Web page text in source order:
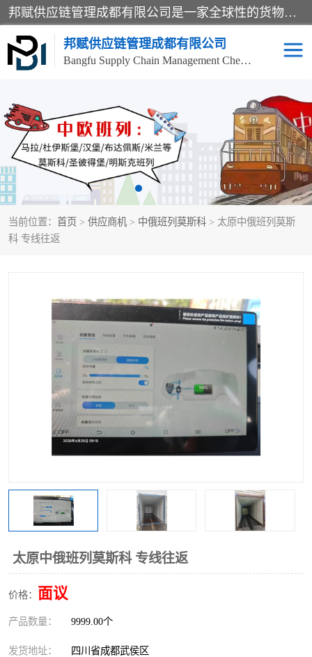
邦赋供应链管理成都有限公司是一家全球性的货物运输代理公司，主要从事：波兰中欧班列、德国中欧班列、出口莫斯科班列、中欧班列进口、蓉欧铁路、成都出口空运等业务，同时亦提供报关、报检、仓储、码头操作等服务。
邦赋供应链管理成都有限公司
Bangfu Supply Chain Management Chengdu Co.,LTD
当前位置： 首页 > 供应商机 > 中俄班列莫斯科 > 太原中俄班列莫斯
科 专线往返
太原中俄班列莫斯科 专线往返
价格： 面议
产品数量： 9999.00个
发货地址： 四川省成都武侯区
进出口门到门 成都中欧班列
国际汽运 国际空运
食品进口物流清关 南美海运
中俄铁路班列 中欧班列进口红酒啤酒
蓉欧班列进口机械设备
东南亚铁路 铁路出口拼箱/整柜
中俄班列莫斯科